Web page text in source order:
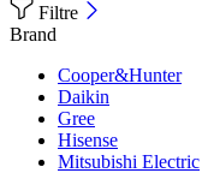
Filtre
Brand
Cooper&Hunter
Daikin
Gree
Hisense
Mitsubishi Electric